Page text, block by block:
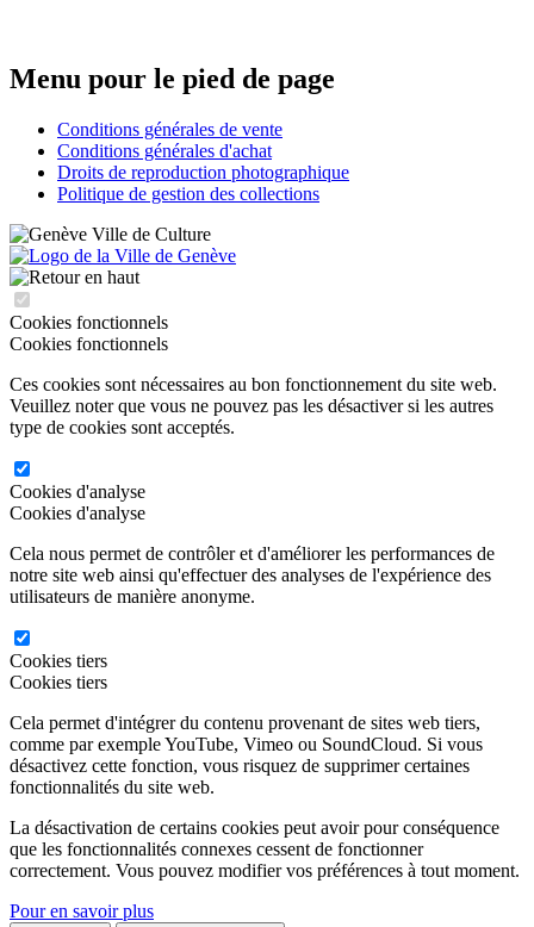
Menu pour le pied de page
Conditions générales de vente
Conditions générales d'achat
Droits de reproduction photographique
Politique de gestion des collections
Cookies fonctionnels
Cookies fonctionnels
Ces cookies sont nécessaires au bon fonctionnement du site web.
Veuillez noter que vous ne pouvez pas les désactiver si les autres
type de cookies sont acceptés.
Cookies d'analyse
Cookies d'analyse
Cela nous permet de contrôler et d'améliorer les performances de
notre site web ainsi qu'effectuer des analyses de l'expérience des
utilisateurs de manière anonyme.
Cookies tiers
Cookies tiers
Cela permet d'intégrer du contenu provenant de sites web tiers,
comme par exemple YouTube, Vimeo ou SoundCloud. Si vous
désactivez cette fonction, vous risquez de supprimer certaines
fonctionnalités du site web.
La désactivation de certains cookies peut avoir pour conséquence
que les fonctionnalités connexes cessent de fonctionner
correctement. Vous pouvez modifier vos préférences à tout moment.
Pour en savoir plus